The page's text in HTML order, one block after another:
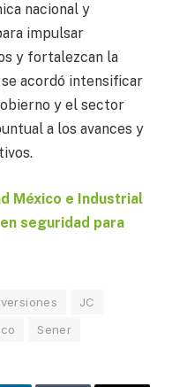
nacional y
impulsar
y fortalezcan la
se acordó intensificar
y el sector
a los avances y
México e Industrial
seguridad para
JC
Sener